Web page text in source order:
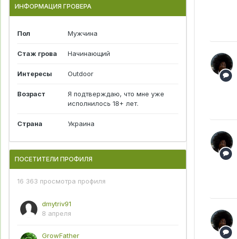
ИНФОРМАЦИЯ ГРОВЕРА
Пол Мужчина
Стаж грова Начинающий
Интересы Outdoor
Возраст
Я подтверждаю, что мне уже
исполнилось 18+ лет.
Страна Украина
ПОСЕТИТЕЛИ ПРОФИЛЯ
16 363 просмотра профиля
dmytriv91
8 апреля
GrowFather